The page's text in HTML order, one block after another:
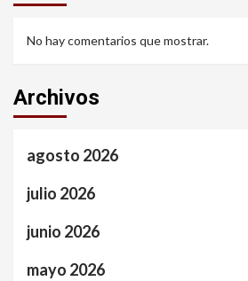
No hay comentarios que mostrar.
Archivos
agosto 2026
julio 2026
junio 2026
mayo 2026